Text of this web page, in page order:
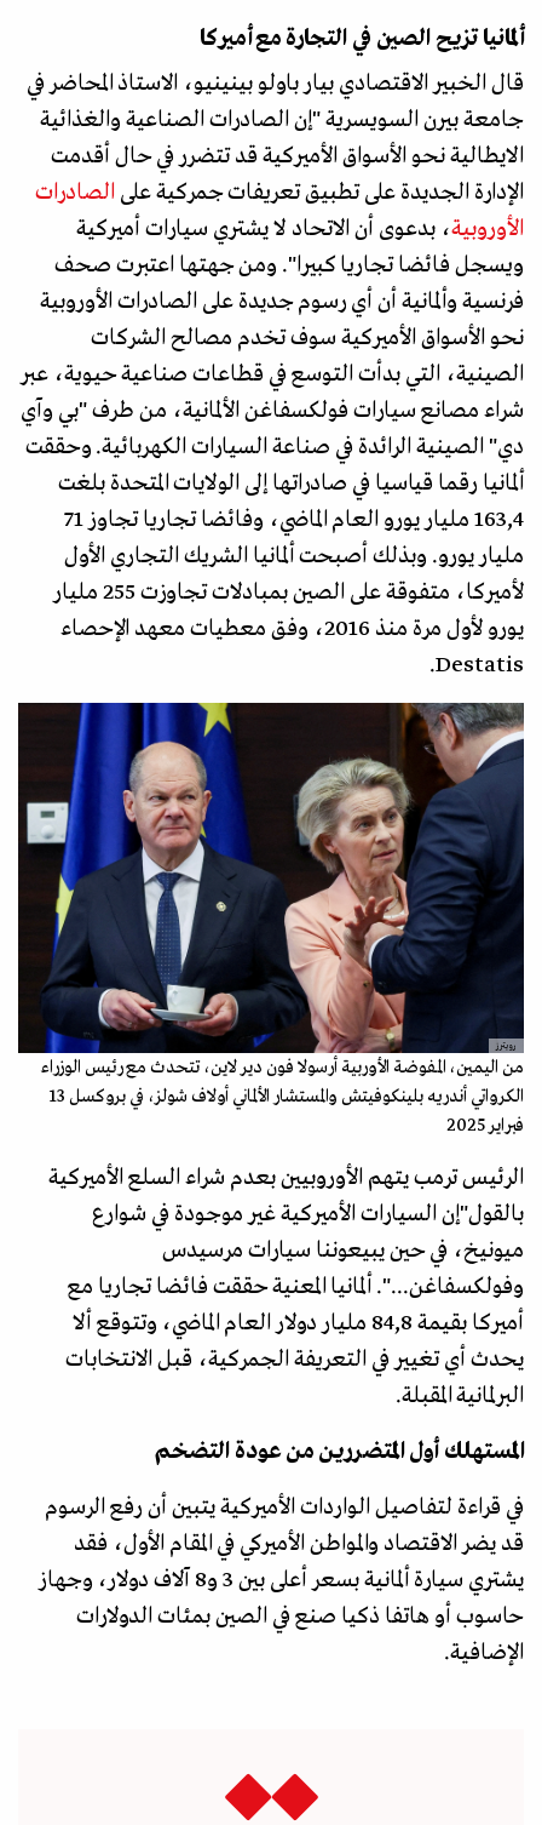
ألمانيا تزيح الصين في التجارة مع أميركا
قال الخبير الاقتصادي بيار باولو بينينيو، الاستاذ المحاضر في
جامعة بيرن السويسرية "إن الصادرات الصناعية والغذائية
الايطالية نحو الأسواق الأميركية قد تتضرر في حال أقدمت
الإدارة الجديدة على تطبيق تعريفات جمركية على الصادرات
الأوروبية، بدعوى أن الاتحاد لا يشتري سيارات أميركية
ويسجل فائضا تجاريا كبيرا". ومن جهتها اعتبرت صحف
فرنسية وألمانية أن أي رسوم جديدة على الصادرات الأوروبية
نحو الأسواق الأميركية سوف تخدم مصالح الشركات
الصينية، التي بدأت التوسع في قطاعات صناعية حيوية، عبر
شراء مصانع سيارات فولكسفاغن الألمانية، من طرف "بي وآي
دي" الصينية الرائدة في صناعة السيارات الكهربائية. وحققت
ألمانيا رقما قياسيا في صادراتها إلى الولايات المتحدة بلغت
163,4 مليار يورو العام الماضي، وفائضا تجاريا تجاوز 71
مليار يورو. وبذلك أصبحت ألمانيا الشريك التجاري الأول
لأميركا، متفوقة على الصين بمبادلات تجاوزت 255 مليار
يورو لأول مرة منذ 2016، وفق معطيات معهد الإحصاء
Destatis.
رويترز
من اليمين، المفوضة الأوربية أرسولا فون دير لاين، تتحدث مع رئيس الوزراء
الكرواتي أندريه بلينكوفيتش والمستشار الألماني أولاف شولز، في بروكسل 13
فبراير 2025
الرئيس ترمب يتهم الأوروبيين بعدم شراء السلع الأميركية
بالقول"إن السيارات الأميركية غير موجودة في شوارع
ميونيخ، في حين يبيعوننا سيارات مرسيدس
وفولكسفاغن...". ألمانيا المعنية حققت فائضا تجاريا مع
أميركا بقيمة 84,8 مليار دولار العام الماضي، وتتوقع ألا
يحدث أي تغيير في التعريفة الجمركية، قبل الانتخابات
البرلمانية المقبلة.
المستهلك أول المتضررين من عودة التضخم
في قراءة لتفاصيل الواردات الأميركية يتبين أن رفع الرسوم
قد يضر الاقتصاد والمواطن الأميركي في المقام الأول، فقد
يشتري سيارة ألمانية بسعر أعلى بين 3 و8 آلاف دولار، وجهاز
حاسوب أو هاتفا ذكيا صنع في الصين بمئات الدولارات
الإضافية.